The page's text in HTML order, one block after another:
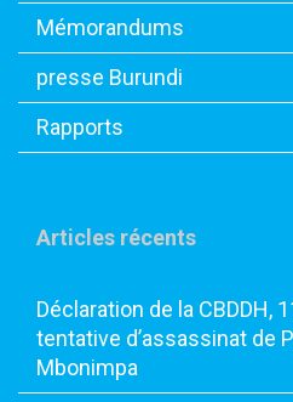
Mémorandums
presse Burundi
Rapports
Articles récents
Déclaration de la CBDDH,
tentative d’assassinat de
Mbonimpa